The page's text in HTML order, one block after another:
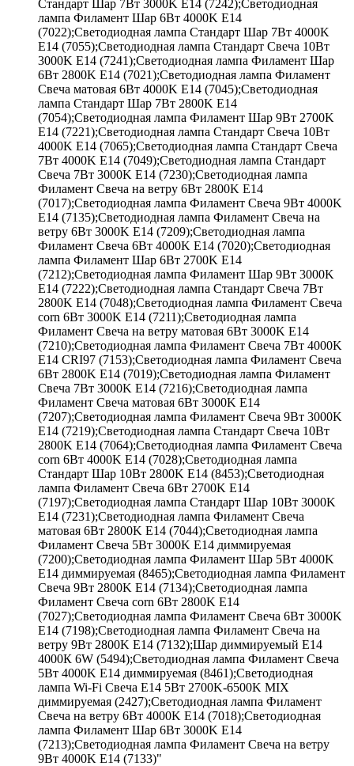
Стандарт Шар 7Вт 3000K E14 (7242);Светодиодная
лампа Филамент Шар 6Вт 4000K E14
(7022);Светодиодная лампа Стандарт Шар 7Вт 4000K
E14 (7055);Светодиодная лампа Стандарт Свеча 10Вт
3000K E14 (7241);Светодиодная лампа Филамент Шар
6Вт 2800K E14 (7021);Светодиодная лампа Филамент
Свеча матовая 6Вт 4000K E14 (7045);Светодиодная
лампа Стандарт Шар 7Вт 2800K E14
(7054);Светодиодная лампа Филамент Шар 9Вт 2700K
E14 (7221);Светодиодная лампа Стандарт Свеча 10Вт
4000K E14 (7065);Светодиодная лампа Стандарт Свеча
7Вт 4000K E14 (7049);Светодиодная лампа Стандарт
Свеча 7Вт 3000K E14 (7230);Светодиодная лампа
Филамент Свеча на ветру 6Вт 2800K E14
(7017);Светодиодная лампа Филамент Свеча 9Вт 4000K
E14 (7135);Светодиодная лампа Филамент Свеча на
ветру 6Вт 3000K E14 (7209);Светодиодная лампа
Филамент Свеча 6Вт 4000K E14 (7020);Светодиодная
лампа Филамент Шар 6Вт 2700K E14
(7212);Светодиодная лампа Филамент Шар 9Вт 3000K
E14 (7222);Светодиодная лампа Стандарт Свеча 7Вт
2800K E14 (7048);Светодиодная лампа Филамент Свеча
corn 6Вт 3000K E14 (7211);Светодиодная лампа
Филамент Свеча на ветру матовая 6Вт 3000K E14
(7210);Светодиодная лампа Филамент Свеча 7Вт 4000K
E14 CRI97 (7153);Светодиодная лампа Филамент Свеча
6Вт 2800K E14 (7019);Светодиодная лампа Филамент
Свеча 7Вт 3000K E14 (7216);Светодиодная лампа
Филамент Свеча матовая 6Вт 3000K E14
(7207);Светодиодная лампа Филамент Свеча 9Вт 3000K
E14 (7219);Светодиодная лампа Стандарт Свеча 10Вт
2800K E14 (7064);Светодиодная лампа Филамент Свеча
corn 6Вт 4000K E14 (7028);Светодиодная лампа
Стандарт Шар 10Вт 2800K E14 (8453);Светодиодная
лампа Филамент Свеча 6Вт 2700K E14
(7197);Светодиодная лампа Стандарт Шар 10Вт 3000K
E14 (7231);Светодиодная лампа Филамент Свеча
матовая 6Вт 2800K E14 (7044);Светодиодная лампа
Филамент Свеча 5Вт 3000K E14 диммируемая
(7200);Светодиодная лампа Филамент Шар 5Вт 4000K
E14 диммируемая (8465);Светодиодная лампа Филамент
Свеча 9Вт 2800K E14 (7134);Светодиодная лампа
Филамент Свеча corn 6Вт 2800K E14
(7027);Светодиодная лампа Филамент Свеча 6Вт 3000K
E14 (7198);Светодиодная лампа Филамент Свеча на
ветру 9Вт 2800K E14 (7132);Шар диммируемый Е14
4000К 6W (5494);Светодиодная лампа Филамент Свеча
5Вт 4000K E14 диммируемая (8461);Светодиодная
лампа Wi-Fi Свеча E14 5Вт 2700K-6500K MIX
диммируемая (2427);Светодиодная лампа Филамент
Свеча на ветру 6Вт 4000K E14 (7018);Светодиодная
лампа Филамент Шар 6Вт 3000K E14
(7213);Светодиодная лампа Филамент Свеча на ветру
9Вт 4000K E14 (7133)"